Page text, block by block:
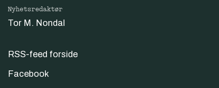
Nyhetsredaktør
Tor M. Nondal
RSS-feed forside
Facebook